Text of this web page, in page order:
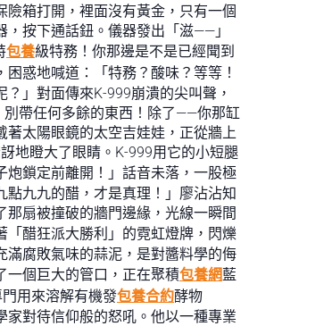
箱打開，裡面沒有黃金，只有一個
按下通話鈕。儀器發出「滋——」
包養級特務！你那邊是不是已經聞到
困惑地喊道：「特務？酸味？等等！
」對面傳來K-999崩潰的尖叫聲，
帶任何多餘的東西！除了——你那缸
太陽眼鏡的太空吉娃娃，正從牆上
地瞪大了眼睛。K-999用它的小短腿
炮鎖定前離開！」話音未落，一股極
九九的醋，才是真理！」廖沾沾知
扇被撞破的牆門邊緣，光線一瞬間
醋狂派大勝利」的霓虹燈牌，閃爍
腐敗氣味的蒜泥，是對醬料學的侮
一個巨大的管口，正在聚積包養網藍
用來溶解有機發包養合約酵物
對待信仰般的怒吼。他以一種專業